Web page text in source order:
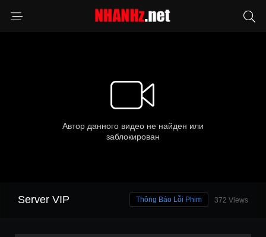
Server VIP 372 Views
Thông Báo Lỗi Phim